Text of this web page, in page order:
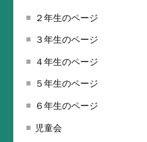
２年生のページ
３年生のページ
４年生のページ
５年生のページ
６年生のページ
児童会